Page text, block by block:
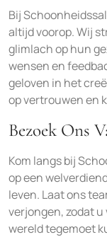
Bij
altijd voorop. Wij
glimlach op hun
wensen en
geloven in het
op vertrouwen en
Bezoek Ons
Kom langs bij
op een
leven. Laat ons
verjongen, zodat
wereld tegemoet